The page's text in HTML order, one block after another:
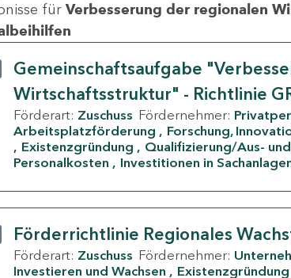
für Verbesserung der regionalen
Gemeinschaftsaufgabe
Wirtschaftsstruktur" - Richtlinie
Förderart: Zuschuss Fördernehmer:
Arbeitsplatzförderung
Forschung,
Existenzgründung
Qualifizierung/Aus-
Personalkosten
Investitionen in
Förderrichtlinie Regionales
Förderart: Zuschuss Fördernehmer:
Investieren und Wachsen
Existenzgründung